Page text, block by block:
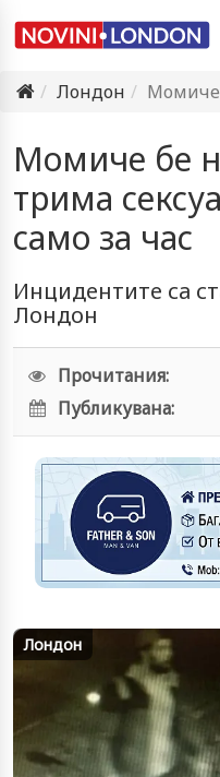
Лондон
Момиче бе
Момиче бе
трима
само за час
Инцидентите са
Лондон
Прочитания:
Публикувана:
Лондон